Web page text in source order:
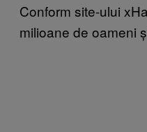
Conform site-ului
milioane de oameni